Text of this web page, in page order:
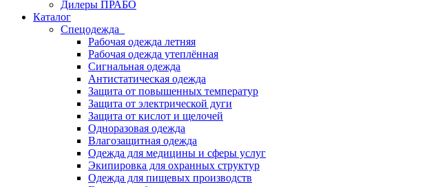
Дилеры ПРАБО
Каталог
Спецодежда
Рабочая одежда летняя
Рабочая одежда утеплённая
Сигнальная одежда
Антистатическая одежда
Защита от повышенных температур
Защита от электрической дуги
Защита от кислот и щелочей
Одноразовая одежда
Влагозащитная одежда
Одежда для медицины и сферы услуг
Экипировка для охранных структур
Одежда для пищевых производств